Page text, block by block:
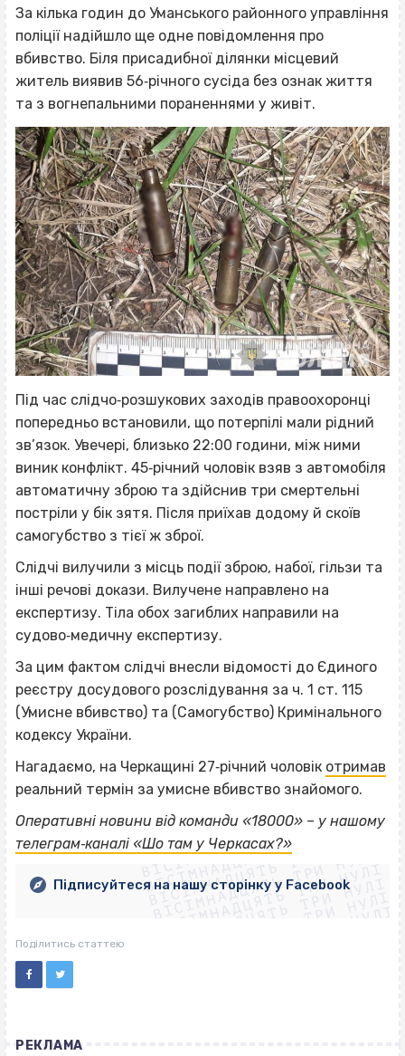
За кілька годин до Уманського районного управління
поліції надійшло ще одне повідомлення про
вбивство. Біля присадибної ділянки місцевий
житель виявив 56‐річного сусіда без ознак життя
та з вогнепальними пораненнями у живіт.
Під час слідчо‐розшукових заходів правоохоронці
попередньо встановили, що потерпілі мали рідний
зв’язок. Увечері, близько 22:00 години, між ними
виник конфлікт. 45‐річний чоловік взяв з автомобіля
автоматичну зброю та здійснив три смертельні
постріли у бік зятя. Після приїхав додому й скоїв
самогубство з тієї ж зброї.
Слідчі вилучили з місць події зброю, набої, гільзи та
інші речові докази. Вилучене направлено на
експертизу. Тіла обох загиблих направили на
судово‐медичну експертизу.
За цим фактом слідчі внесли відомості до Єдиного
реєстру досудового розслідування за ч. 1 ст. 115
(Умисне вбивство) та (Самогубство) Кримінального
кодексу України.
Нагадаємо, на Черкащині 27‐річний чоловік отримав
реальний термін за умисне вбивство знайомого.
Оперативні новини від команди «18000» – у нашому
телеграм‐каналі «Шо там у Черкасах?»
ВІСІМНАДЦЯТЬ ТРИ НУЛІ
ВІСІМНАДЦЯТЬ ТРИ НУЛІ
ВІСІМНАДЦЯТЬ ТРИ НУЛІ
ВІСІМНАДЦЯТЬ ТРИ НУЛІ
ВІСІМНАДЦЯТЬ ТРИ НУЛІ
ВІСІМНАДЦЯТЬ ТРИ НУЛІ
ВІСІМНАДЦЯТЬ ТРИ НУЛІ
ВІСІМНАДЦЯТЬ ТРИ НУЛІ
Підписуйтеся на нашу сторінку у Facebook
Поділитись статтею
РЕКЛАМА